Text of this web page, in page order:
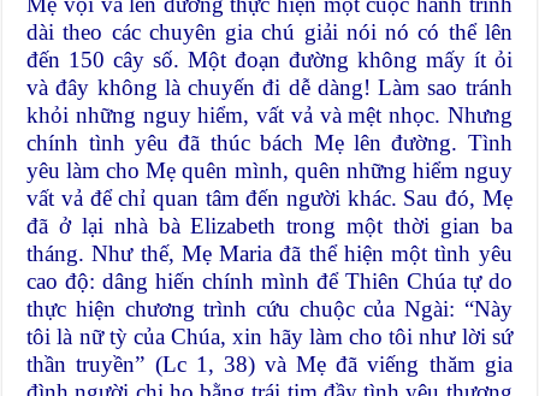
dài theo các chuyên gia chú giải nói nó có thể lên
đến 150 cây số. Một đoạn đường không mấy ít ỏi
và đây không là chuyến đi dễ dàng! Làm sao tránh
khỏi những nguy hiểm, vất vả và mệt nhọc. Nhưng
chính tình yêu đã thúc bách Mẹ lên đường. Tình
yêu làm cho Mẹ quên mình, quên những hiểm nguy
vất vả để chỉ quan tâm đến người khác. Sau đó, Mẹ
đã ở lại nhà bà Elizabeth trong một thời gian ba
tháng. Như thế, Mẹ Maria đã thể hiện một tình yêu
cao độ: dâng hiến chính mình để Thiên Chúa tự do
thực hiện chương trình cứu chuộc của Ngài: “Này
tôi là nữ tỳ của Chúa, xin hãy làm cho tôi như lời sứ
thần truyền” (Lc 1, 38) và Mẹ đã viếng thăm gia